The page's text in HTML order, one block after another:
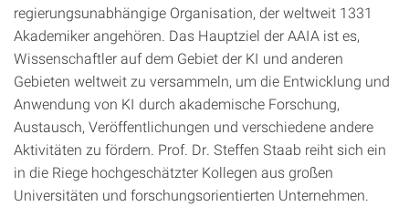
regierungsunabhängige Organisation, der weltweit 1331
Akademiker angehören. Das Hauptziel der AAIA ist es,
Wissenschaftler auf dem Gebiet der KI und anderen
Gebieten weltweit zu versammeln, um die Entwicklung und
Anwendung von KI durch akademische Forschung,
Austausch, Veröffentlichungen und verschiedene andere
Aktivitäten zu fördern. Prof. Dr. Steffen Staab reiht sich ein
in die Riege hochgeschätzter Kollegen aus großen
Universitäten und forschungsorientierten Unternehmen.